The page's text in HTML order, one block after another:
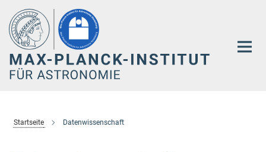
Hauptinhalt
Startseite Datenwissenschaft